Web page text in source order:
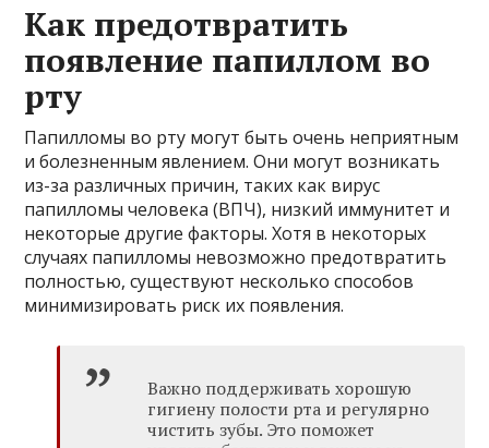
Как предотвратить
появление папиллом во
рту
Папилломы во рту могут быть очень неприятным
и болезненным явлением. Они могут возникать
из-за различных причин, таких как вирус
папилломы человека (ВПЧ), низкий иммунитет и
некоторые другие факторы. Хотя в некоторых
случаях папилломы невозможно предотвратить
полностью, существуют несколько способов
минимизировать риск их появления.
Важно поддерживать хорошую
гигиену полости рта и регулярно
чистить зубы. Это поможет